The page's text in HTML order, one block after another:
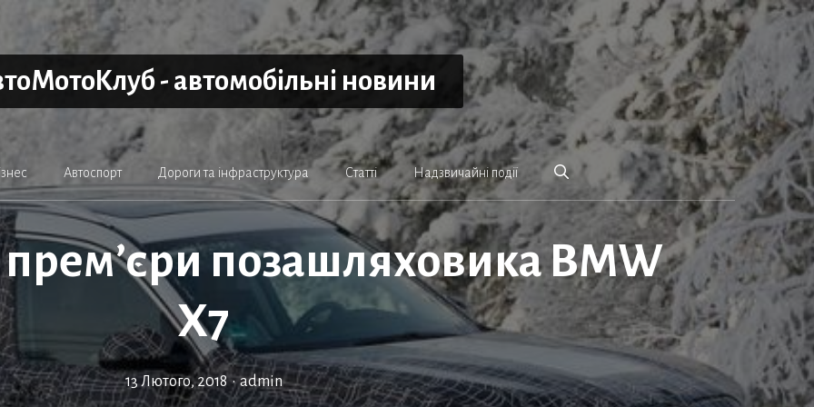
- автомобільні новини
Автоспорт Дороги та інфраструктура Статті Надзвичайні події
позашляховика BMW
X7
13 Лютого, 2018 • admin